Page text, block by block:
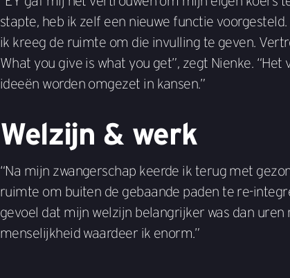
stapte, heb ik zelf een nieuwe functie
ik kreeg de ruimte om die invulling te geven.
What you give is what you get”, zegt Nienke.
ideeën worden omgezet in kansen.”
Welzijn & werk
“Na mijn zwangerschap keerde ik terug met
ruimte om buiten de gebaande paden te re-
gevoel dat mijn welzijn belangrijker was dan
menselijkheid waardeer ik enorm.”